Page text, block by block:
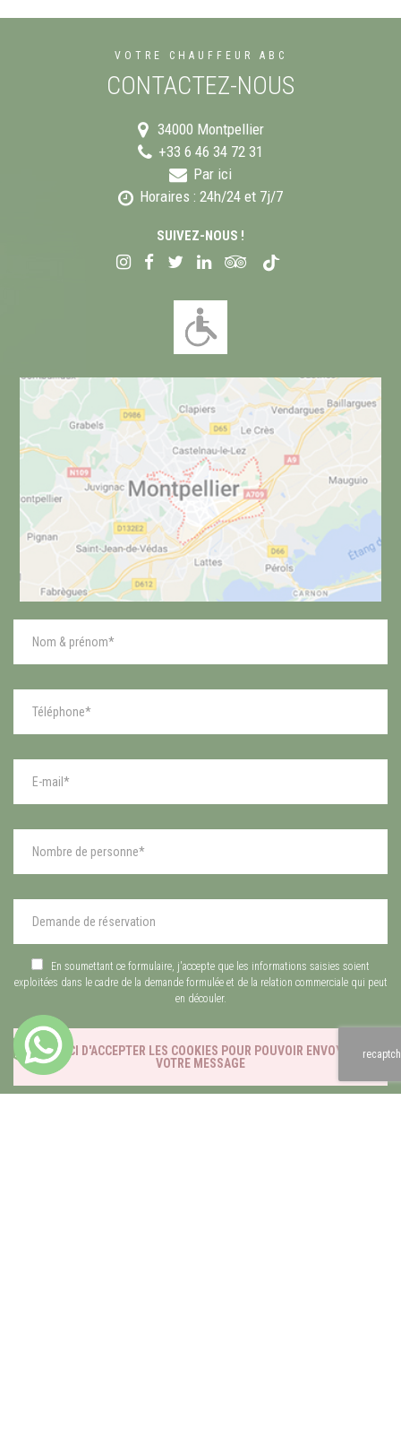
VOTRE CHAUFFEUR ABC
CONTACTEZ-NOUS
34000 Montpellier
+33 6 46 34 72 31
Par ici
Horaires : 24h/24 et 7j/7
SUIVEZ-NOUS !
En soumettant ce formulaire, j'accepte que les informations saisies soient
exploitées dans le cadre de la demande formulée et de la relation commerciale qui peut
en découler.
MERCI D'ACCEPTER LES COOKIES POUR POUVOIR ENVOYER
VOTRE MESSAGE